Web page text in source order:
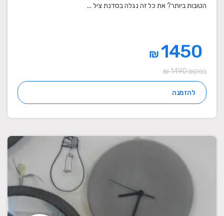
הטובות ביותר? את כל זה נגלה בסדנת ציל ...
₪
במקום 1490 ₪
להזמנה